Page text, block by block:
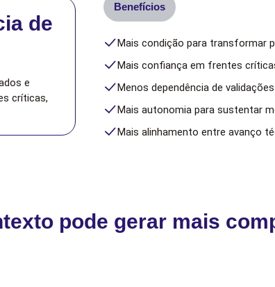
de
e
críticas,
Benefícios
Mais condição para transformar
Mais confiança em frentes
Menos dependência de
Mais autonomia para sustentar
Mais alinhamento entre avanço
pode gerar mais